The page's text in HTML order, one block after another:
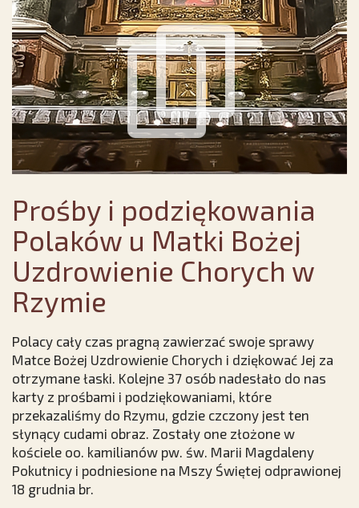
Prośby i podziękowania
Polaków u Matki Bożej
Uzdrowienie Chorych w
Rzymie
Polacy cały czas pragną zawierzać swoje sprawy
Matce Bożej Uzdrowienie Chorych i dziękować Jej za
otrzymane łaski. Kolejne 37 osób nadesłało do nas
karty z prośbami i podziękowaniami, które
przekazaliśmy do Rzymu, gdzie czczony jest ten
słynący cudami obraz. Zostały one złożone w
kościele oo. kamilianów pw. św. Marii Magdaleny
Pokutnicy i podniesione na Mszy Świętej odprawionej
18 grudnia br.